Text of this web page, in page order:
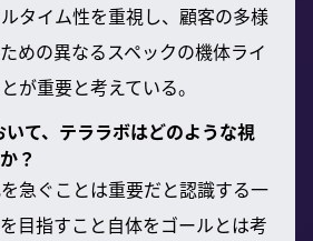
タイム性を重視し、顧客の多様
めの異なるスペックの機体ライ
が重要と考えている。
て、テララボはどのような視
？
急ぐことは重要だと認識する一
目指すこと自体をゴールとは考